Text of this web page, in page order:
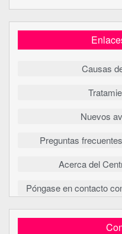
Causas
Nuevos
Preguntas
Acerca del
Póngase en contacto